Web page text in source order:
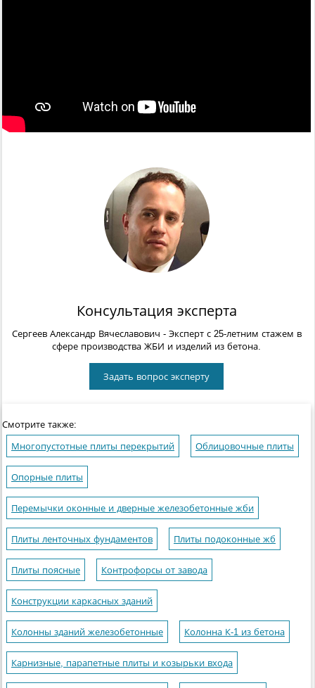
Консультация эксперта
Сергеев Александр Вячеславович - Эксперт с 25-летним стажем в
сфере производства ЖБИ и изделий из бетона.
Задать вопрос эксперту
Смотрите также:
Многопустотные плиты перекрытий Облицовочные плиты
Опорные плиты
Перемычки оконные и дверные железобетонные жби
Плиты ленточных фундаментов Плиты подоконные жб
Плиты поясные Контрофорсы от завода
Конструкции каркасных зданий
Колонны зданий железобетонные Колонна К-1 из бетона
Карнизные, парапетные плиты и козырьки входа